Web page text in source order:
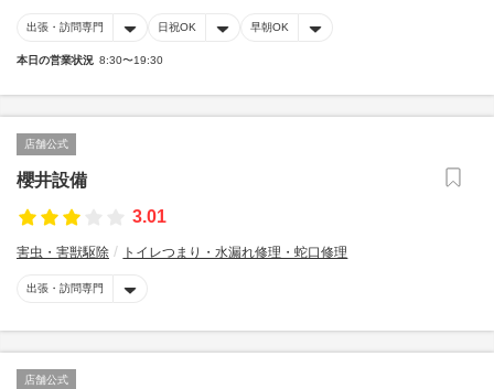
出張・訪問専門 日祝OK 早朝OK
本日の営業状況 8:30〜19:30
店舗公式
櫻井設備
3.01
害虫・害獣駆除 トイレつまり・水漏れ修理・蛇口修理
出張・訪問専門
店舗公式